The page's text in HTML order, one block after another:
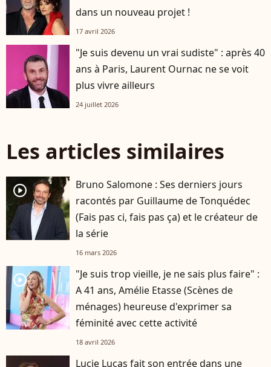
dans un nouveau projet !
17 avril 2026
"Je suis devenu un vrai sudiste" : après 40
ans à Paris, Laurent Ournac ne se voit
plus vivre ailleurs
24 juillet 2026
Les articles similaires
player2
Bruno Salomone : Ses derniers jours
racontés par Guillaume de Tonquédec
(Fais pas ci, fais pas ça) et le créateur de
la série
16 mars 2026
player2
"Je suis trop vieille, je ne sais plus faire" :
A 41 ans, Amélie Etasse (Scènes de
ménages) heureuse d'exprimer sa
féminité avec cette activité
18 avril 2026
Lucie Lucas fait son entrée dans une